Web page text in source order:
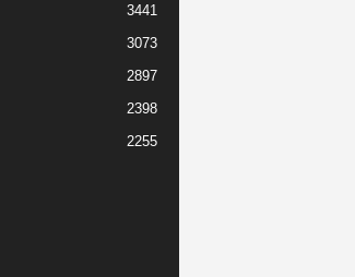
3441
3073
2897
2398
2255